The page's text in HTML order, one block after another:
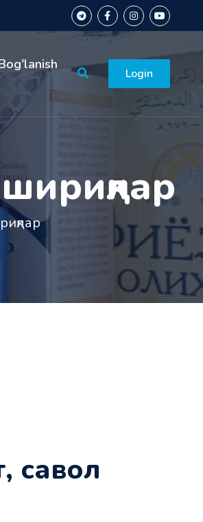
Login
савол